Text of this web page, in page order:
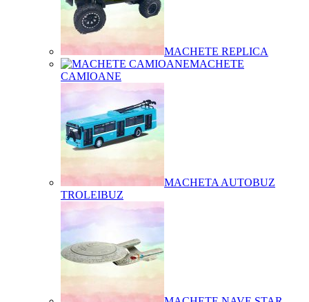
MACHETE REPLICA
MACHETE
CAMIOANE
MACHETA AUTOBUZ
TROLEIBUZ